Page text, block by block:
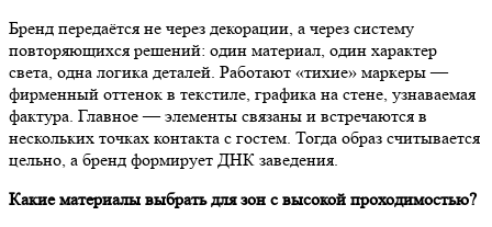
Бренд передаётся не через декорации, а через систему
повторяющихся решений: один материал, один характер
света, одна логика деталей. Работают «тихие» маркеры —
фирменный оттенок в текстиле, графика на стене, узнаваемая
фактура. Главное — элементы связаны и встречаются в
нескольких точках контакта с гостем. Тогда образ считывается
цельно, а бренд формирует ДНК заведения.
Какие материалы выбрать для зон с высокой проходимостью?